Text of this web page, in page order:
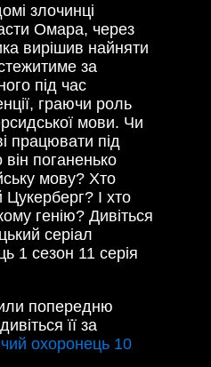
злочинці
Омара, через
вирішив найняти
за
під час
граючи роль
мови. Чи
працювати під
поганенько
мову? Хто
Цукерберг? І хто
генію? Дивіться
серіал
1 сезон 11 серія
попередню
її за
охоронець 10